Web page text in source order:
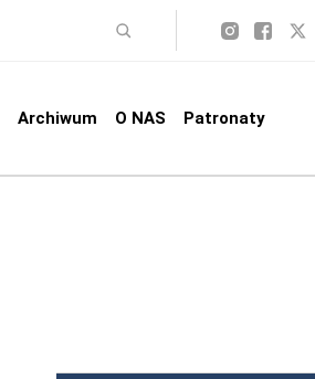
Archiwum O NAS Patronaty